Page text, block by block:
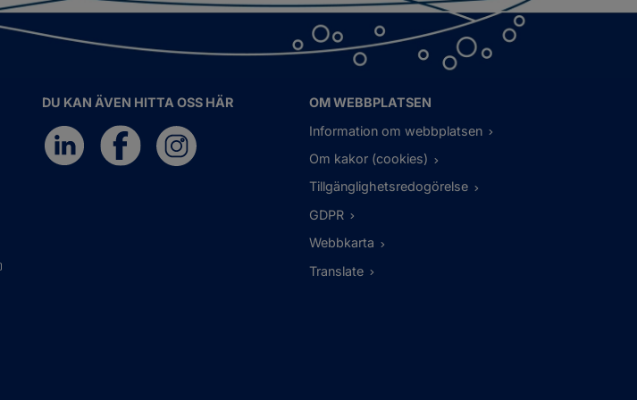
Öppnas i nytt fönster.
DU KAN ÄVEN HITTA OSS HÄR
OM WEBBPLATSEN
Information om webbplatsen
Om kakor (cookies)
Tillgänglighetsredogörelse
GDPR
Webbkarta
Translate